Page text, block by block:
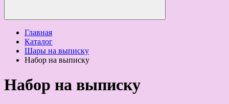
Главная
Каталог
Шары на выписку
Набор на выписку
Набор на выписку